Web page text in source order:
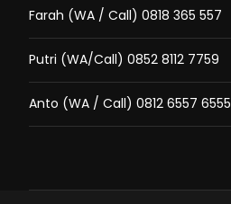
Farah (WA / Call) 0818 365 557
Putri (WA/Call) 0852 8112 7759
Anto (WA / Call) 0812 6557 6555